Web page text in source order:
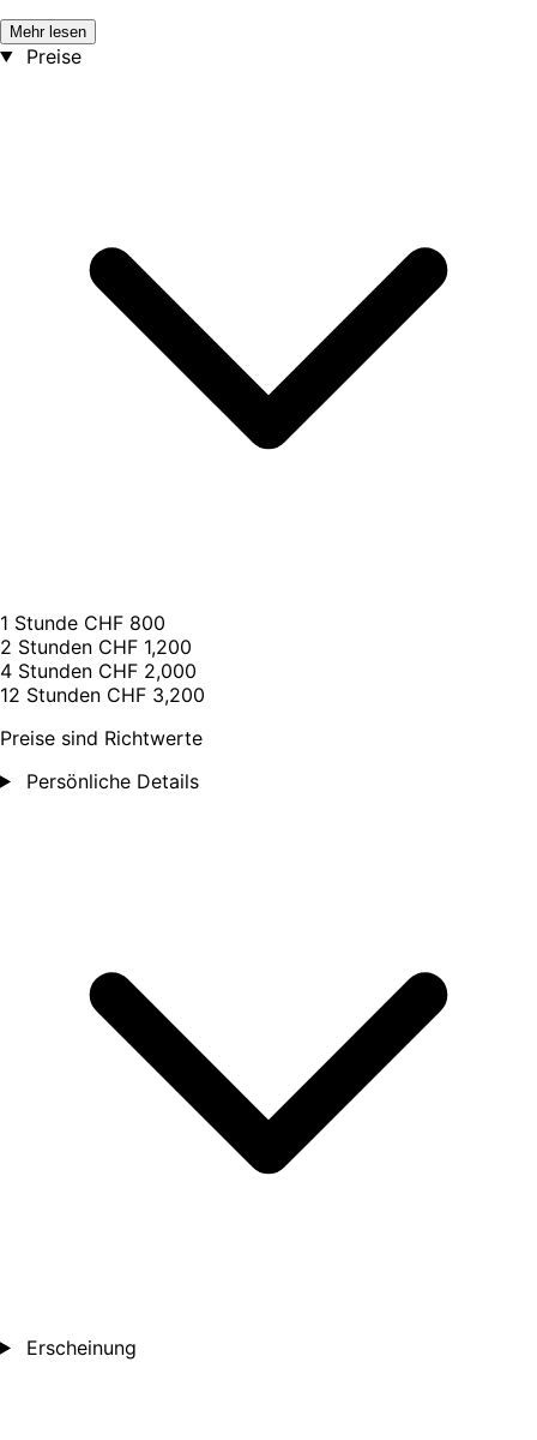
Mehr lesen
Preise
1 Stunde CHF 800
2 Stunden CHF 1,200
4 Stunden CHF 2,000
12 Stunden CHF 3,200
Preise sind Richtwerte
Persönliche Details
Erscheinung